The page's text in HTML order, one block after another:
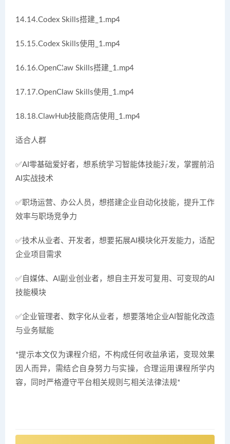
14.14.Codex Skills搭建_1.mp4
15.15.Codex Skills使用_1.mp4
16.16.OpenClaw Skills搭建_1.mp4
17.17.OpenClaw Skills使用_1.mp4
18.18.ClawHub技能商店使用_1.mp4
适合人群
✅AI零基础爱好者，想系统学习智能体技能开发，掌握前沿
AI实战技术
✅职场运营、办公人员，想搭建企业自动化技能，提升工作
效率与职场竞争力
✅技术从业者、开发者，想要拓展AI模块化开发能力，适配
企业项目需求
✅自媒体、AI副业创业者，想自主开发可复用、可变现的AI
技能模块
✅企业管理者、数字化从业者，想要落地企业AI智能化改造
与业务赋能
*提示本文仅为课程介绍，不构成任何收益承诺，变现效果
因人而异，需结合自身努力与实操，合理运用课程所学内
容，同时严格遵守平台相关规则与相关法律法规*